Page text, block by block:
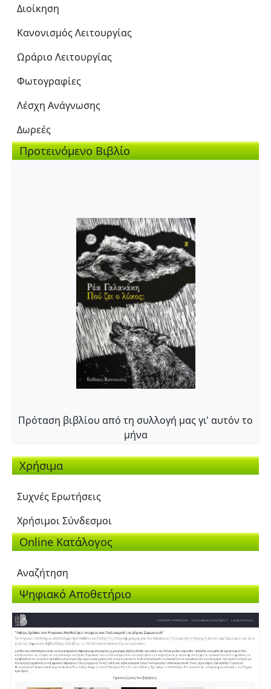
Διοίκηση
Κανονισμός Λειτουργίας
Ωράριο Λειτουργίας
Φωτογραφίες
Λέσχη Ανάγνωσης
Δωρεές
Προτεινόμενο Βιβλίο
Πρόταση βιβλίου από τη συλλογή μας γι' αυτόν το
μήνα
Χρήσιμα
Συχνές Ερωτήσεις
Χρήσιμοι Σύνδεσμοι
Online Κατάλογος
Αναζήτηση
Ψηφιακό Αποθετήριο